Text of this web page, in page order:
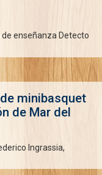
enseñanza Detecto
minibasquet
de Mar del
Ingrassia,